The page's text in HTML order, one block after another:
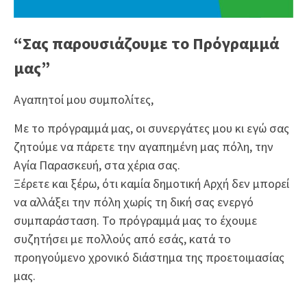
“Σας παρουσιάζουμε το Πρόγραμμά
μας”
Αγαπητοί μου συμπολίτες,
Με το πρόγραμμά μας, οι συνεργάτες μου κι εγώ σας
ζητούμε να πάρετε την αγαπημένη μας πόλη, την
Αγία Παρασκευή, στα χέρια σας.
Ξέρετε και ξέρω, ότι καμία δημοτική Αρχή δεν μπορεί
να αλλάξει την πόλη χωρίς τη δική σας ενεργό
συμπαράσταση. Το πρόγραμμά μας το έχουμε
συζητήσει με πολλούς από εσάς, κατά το
προηγούμενο χρονικό διάστημα της προετοιμασίας
μας.